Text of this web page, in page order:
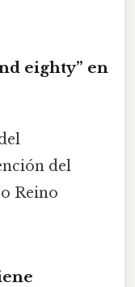
eighty” en
del
Reino